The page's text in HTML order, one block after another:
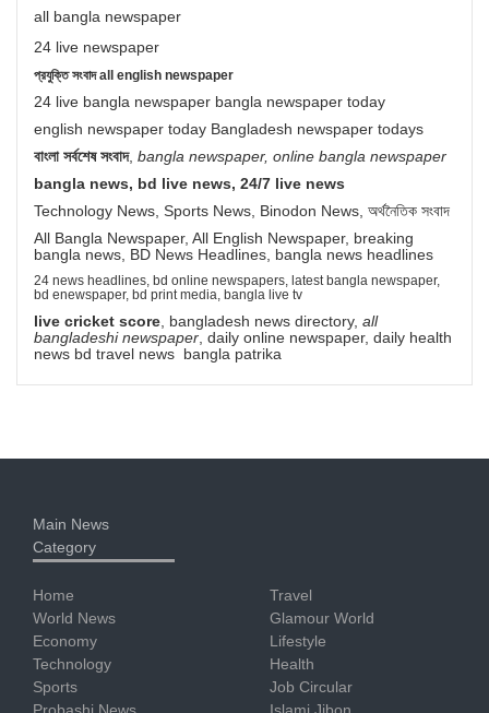
all bangla newspaper
24 live newspaper
প্রযুক্তি সংবাদ all english newspaper
24 live bangla newspaper bangla newspaper today
english newspaper today Bangladesh newspaper todays
বাংলা সর্বশেষ সংবাদ, bangla newspaper, online bangla newspaper
bangla news, bd live news, 24/7 live news
Technology News, Sports News, Binodon News, অর্থনৈতিক সংবাদ
All Bangla Newspaper, All English Newspaper, breaking
bangla news, BD News Headlines, bangla news headlines
24 news headlines, bd online newspapers, latest bangla newspaper,
bd enewspaper, bd print media, bangla live tv
live cricket score , bangladesh news directory, all
bangladeshi newspaper , daily online newspaper, daily health
news bd travel news bangla patrika
Main News
Category
Home
World News
Economy
Technology
Sports
Probashi News
Travel
Glamour World
Lifestyle
Health
Job Circular
Islami Jibon